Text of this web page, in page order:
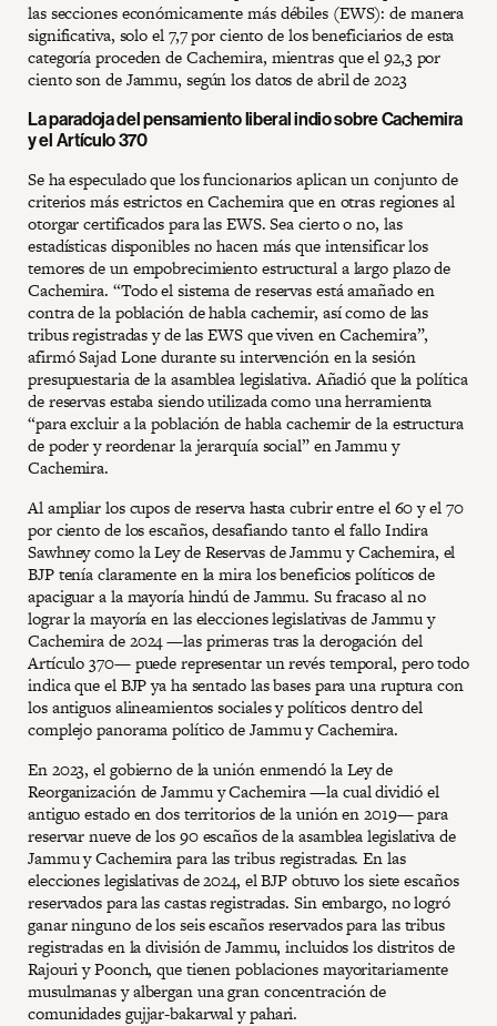
las secciones económicamente más débiles (EWS): de manera
significativa, solo el 7,7 por ciento de los beneficiarios de esta
categoría proceden de Cachemira, mientras que el 92,3 por
ciento son de Jammu, según los datos de abril de 2023
La paradoja del pensamiento liberal indio sobre Cachemira
y el Artículo 370
Se ha especulado que los funcionarios aplican un conjunto de
criterios más estrictos en Cachemira que en otras regiones al
otorgar certificados para las EWS. Sea cierto o no, las
estadísticas disponibles no hacen más que intensificar los
temores de un empobrecimiento estructural a largo plazo de
Cachemira. “Todo el sistema de reservas está amañado en
contra de la población de habla cachemir, así como de las
tribus registradas y de las EWS que viven en Cachemira”,
afirmó Sajad Lone durante su intervención en la sesión
presupuestaria de la asamblea legislativa. Añadió que la política
de reservas estaba siendo utilizada como una herramienta
“para excluir a la población de habla cachemir de la estructura
de poder y reordenar la jerarquía social” en Jammu y
Cachemira.
Al ampliar los cupos de reserva hasta cubrir entre el 60 y el 70
por ciento de los escaños, desafiando tanto el fallo Indira
Sawhney como la Ley de Reservas de Jammu y Cachemira, el
BJP tenía claramente en la mira los beneficios políticos de
apaciguar a la mayoría hindú de Jammu. Su fracaso al no
lograr la mayoría en las elecciones legislativas de Jammu y
Cachemira de 2024 —las primeras tras la derogación del
Artículo 370— puede representar un revés temporal, pero todo
indica que el BJP ya ha sentado las bases para una ruptura con
los antiguos alineamientos sociales y políticos dentro del
complejo panorama político de Jammu y Cachemira.
En 2023, el gobierno de la unión enmendó la Ley de
Reorganización de Jammu y Cachemira —la cual dividió el
antiguo estado en dos territorios de la unión en 2019— para
reservar nueve de los 90 escaños de la asamblea legislativa de
Jammu y Cachemira para las tribus registradas. En las
elecciones legislativas de 2024, el BJP obtuvo los siete escaños
reservados para las castas registradas. Sin embargo, no logró
ganar ninguno de los seis escaños reservados para las tribus
registradas en la división de Jammu, incluidos los distritos de
Rajouri y Poonch, que tienen poblaciones mayoritariamente
musulmanas y albergan una gran concentración de
comunidades gujjar-bakarwal y pahari.